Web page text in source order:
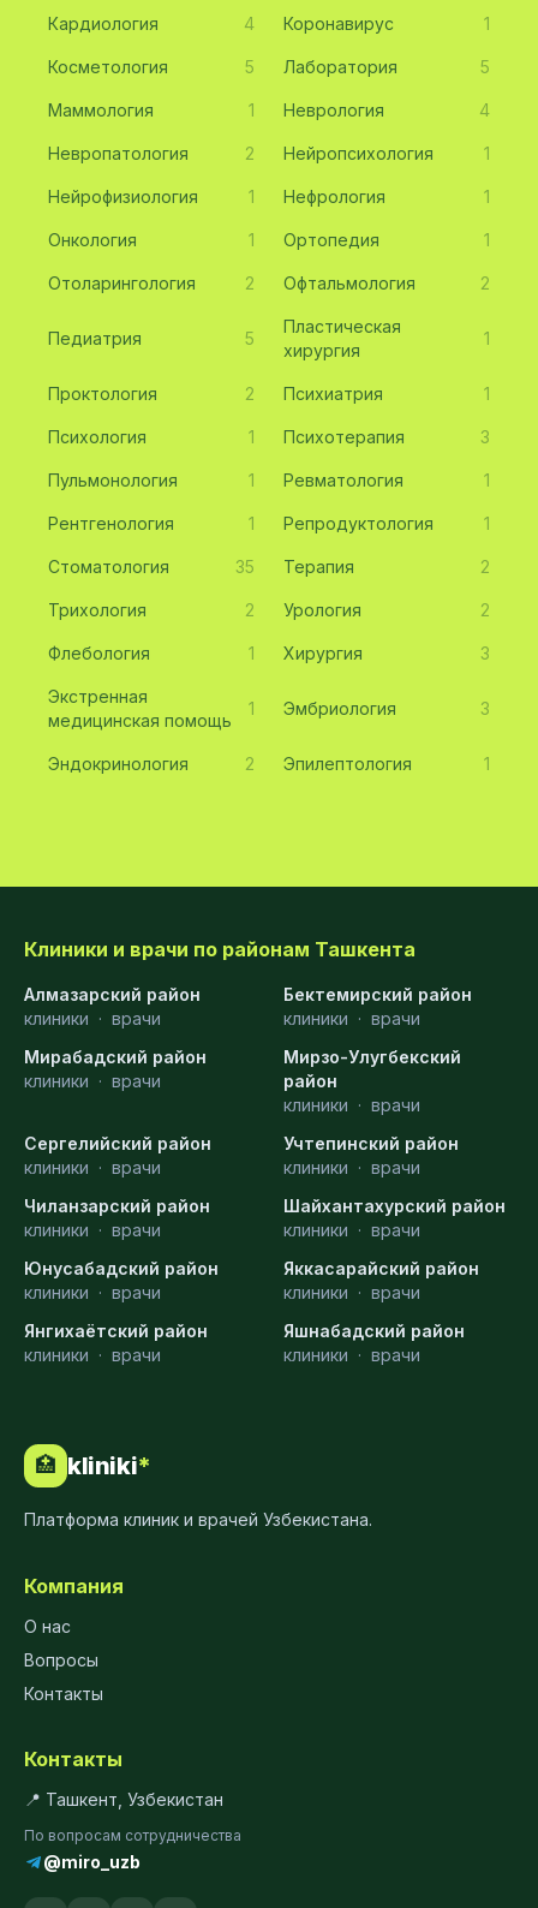
Кардиология 4 Коронавирус 1
Косметология 5 Лаборатория 5
Маммология 1 Неврология 4
Невропатология 2 Нейропсихология 1
Нейрофизиология 1 Нефрология 1
Онкология 1 Ортопедия 1
Отоларингология 2 Офтальмология 2
Педиатрия 5
Пластическая
хирургия
1
Проктология 2 Психиатрия 1
Психология 1 Психотерапия 3
Пульмонология 1 Ревматология 1
Рентгенология 1 Репродуктология 1
Стоматология 35 Терапия 2
Трихология 2 Урология 2
Флебология 1 Хирургия 3
Экстренная
медицинская помощь
1 Эмбриология 3
Эндокринология 2 Эпилептология 1
Клиники и врачи по районам Ташкента
Алмазарский район
клиники · врачи
Бектемирский район
клиники · врачи
Мирабадский район
клиники · врачи
Мирзо-Улугбекский
район
клиники · врачи
Сергелийский район
клиники · врачи
Учтепинский район
клиники · врачи
Чиланзарский район
клиники · врачи
Шайхантахурский район
клиники · врачи
Юнусабадский район
клиники · врачи
Яккасарайский район
клиники · врачи
Янгихаётский район
клиники · врачи
Яшнабадский район
клиники · врачи
🏥 kliniki*
Платформа клиник и врачей Узбекистана.
Компания
О нас
Вопросы
Контакты
Контакты
📍 Ташкент, Узбекистан
По вопросам сотрудничества
@miro_uzb